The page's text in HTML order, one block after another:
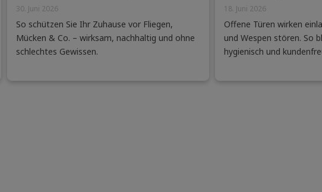
Insektenschutzgitter die bessere
Lösung sind
30. Juni 2026
So schützen Sie Ihr Zuhause vor Fliegen,
Mücken & Co. – wirksam, nachhaltig und ohne
schlechtes Gewissen.
Ladenlokale mit
Laufkundschaft
18. Juni 2026
Offene Türen wirken
und Wespen stören. So
hygienisch und